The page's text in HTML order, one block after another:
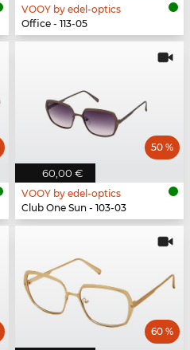
VOOY by edel-optics
Office - 113-05
60,00 €
50 %
VOOY by edel-optics
Club One Sun - 103-03
60 %